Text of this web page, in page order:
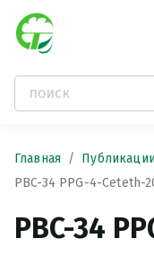
Главная
PBC-34 PPG-4-Ceteth-
PBC-34